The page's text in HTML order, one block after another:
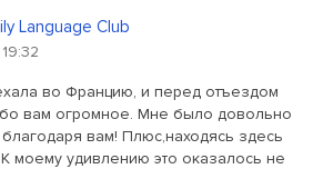
Language Club
во Францию, и перед отъездом
вам огромное. Мне было довольно
вам! Плюс,находясь здесь
моему удивлению это оказалось не